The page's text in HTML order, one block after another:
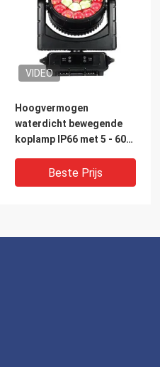
VIDEO
Hoogvermogen
waterdicht bewegende
koplamp IP66 met 5 - 60
Beste Prijs